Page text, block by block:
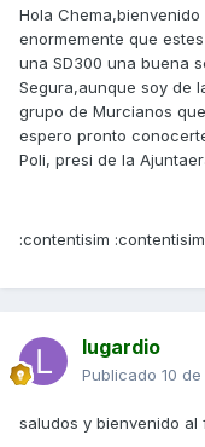
Hola
enormemente que
una SD300 una buena
Segura,aunque soy de
grupo de Murcianos
espero pronto
Poli, presi de la
:contentisim :contentisim
lugardio
Publicado 10
saludos y bienvenido al